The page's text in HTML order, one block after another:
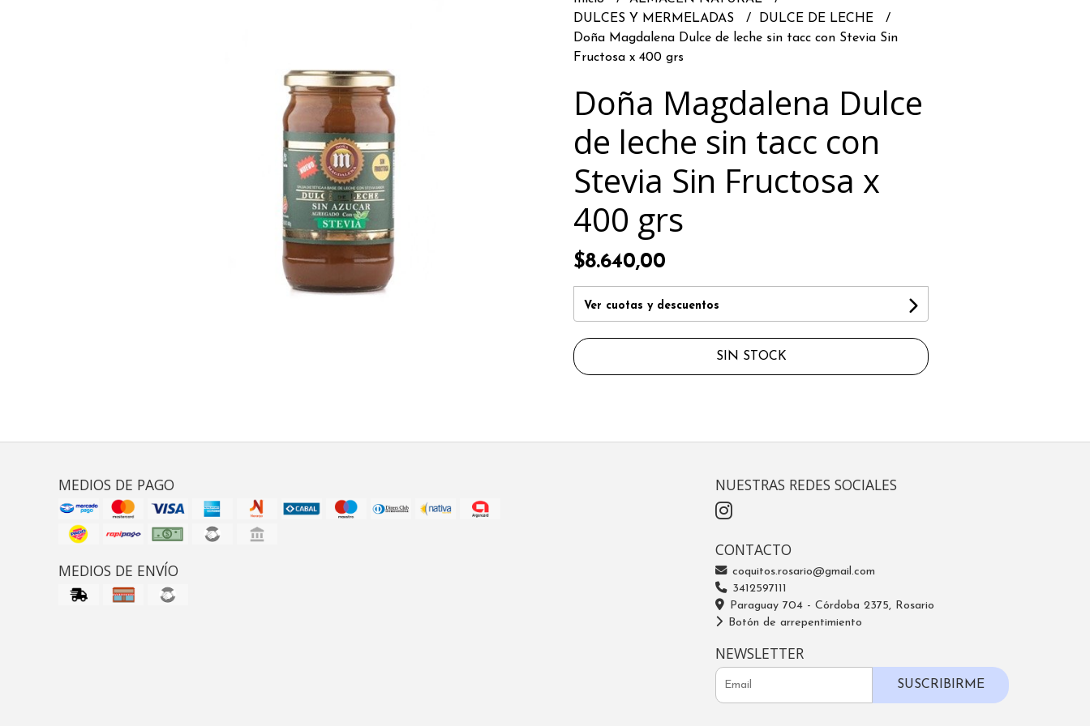
DULCES Y MERMELADAS
DULCE DE LECHE
Doña Magdalena Dulce de leche sin tacc con Stevia Sin
Fructosa x 400 grs
Doña Magdalena Dulce
de leche sin tacc con
Stevia Sin Fructosa x
400 grs
$8.640,00
Ver cuotas y descuentos
SIN STOCK
MEDIOS DE PAGO
MEDIOS DE ENVÍO
NUESTRAS REDES SOCIALES
CONTACTO
coquitos.rosario@gmail.com
3412597111
Paraguay 704 - Córdoba 2375, Rosario
Botón de arrepentimiento
NEWSLETTER
SUSCRIBIRME